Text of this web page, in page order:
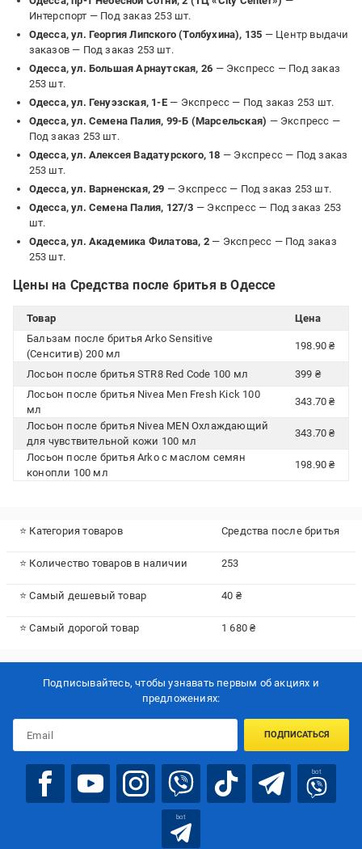
Интерспорт — Под заказ 253 шт.
Одесса, ул. Георгия Липского (Толбухина), 135 — Центр выдачи
заказов — Под заказ 253 шт.
Одесса, ул. Большая Арнаутская, 26 — Экспресс — Под заказ
253 шт.
Одесса, ул. Генуэзская, 1-Е— Экспресс — Под заказ 253 шт.
Одесса, ул. Семена Палия, 99-Б (Марсельская) — Экспресс —
Под заказ 253 шт.
Одесса, ул. Алексея Вадатурского, 18 — Экспресс — Под заказ
253 шт.
Одесса, ул. Варненская, 29 — Экспресс — Под заказ 253 шт.
Одесса, ул. Семена Палия, 127/3 — Экспресс — Под заказ 253
шт.
Одесса, ул. Академика Филатова, 2 — Экспресс — Под заказ
253 шт.
Цены на Средства после бритья в Одессе
Товар
Цена
Бальзам после бритья Arko Sensitive
(Сенситив) 200 мл
198.90 ₴
Лосьон после бритья STR8 Red Code 100 мл
399 ₴
Лосьон после бритья Nivea Men Fresh Kick 100
мл
343.70 ₴
Лосьон после бритья Nivea MEN Охлаждающий
для чувствительной кожи 100 мл
343.70 ₴
Лосьон после бритья Arko с маслом семян
конопли 100 мл
198.90 ₴
⭐ Категория товаров Средства после бритья
⭐ Количество товаров в наличии 253
⭐ Самый дешевый товар 40 ₴
⭐ Самый дорогой товар 1 680 ₴
Подписывайтесь, чтобы узнавать первым об акцияx и
предложениях:
ПОДПИСАТЬСЯ
bot
bot